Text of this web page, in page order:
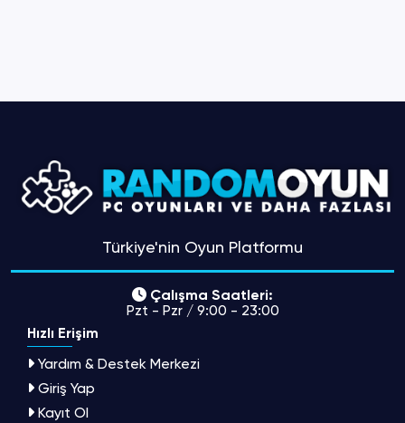
Türkiye'nin Oyun Platformu
Çalışma Saatleri:
Pzt - Pzr / 9:00 - 23:00
Hızlı Erişim
Yardım & Destek Merkezi
Giriş Yap
Kayıt Ol